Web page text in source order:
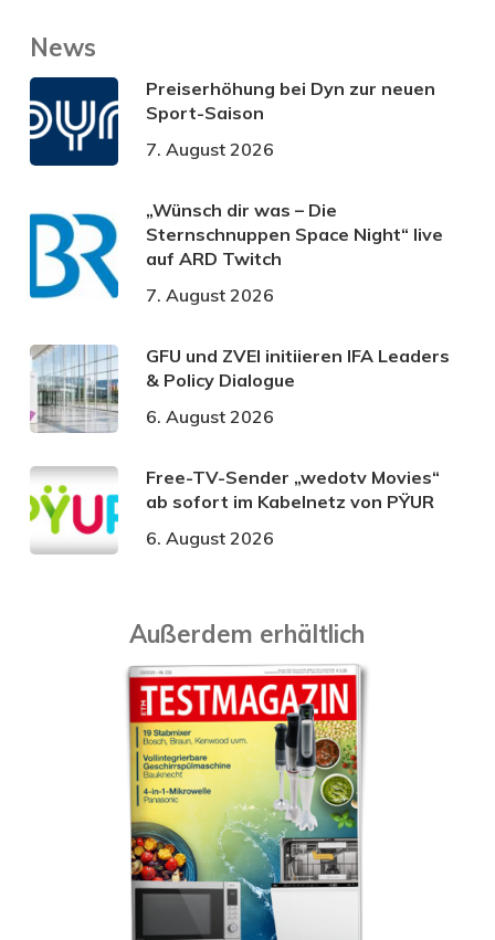
News
Preiserhöhung bei Dyn zur neuen
Sport-Saison
7. August 2026
„Wünsch dir was – Die
Sternschnuppen Space Night“ live
auf ARD Twitch
7. August 2026
GFU und ZVEI initiieren IFA Leaders
& Policy Dialogue
6. August 2026
Free-TV-Sender „wedotv Movies“
ab sofort im Kabelnetz von PŸUR
6. August 2026
Außerdem erhältlich